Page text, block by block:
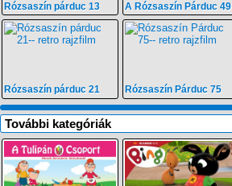
Rózsaszín párduc 13 A Rózsaszín Párduc 49
Rózsaszín párduc 21 Rózsaszín Párduc 75
További kategóriák